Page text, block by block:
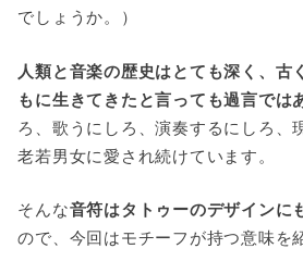
でしょうか。）
人類と音楽の歴史はとても深く、古
もに生きてきたと言っても過言では
ろ、歌うにしろ、演奏するにしろ、
老若男女に愛され続けています。
そんな音符はタトゥーのデザインに
ので、今回はモチーフが持つ意味を